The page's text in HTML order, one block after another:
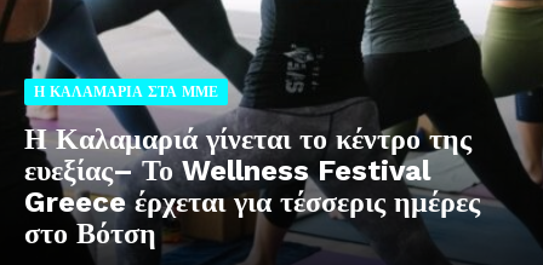
Η ΚΑΛΑΜΑΡΙΑ ΣΤΑ ΜΜΕ
Η Καλαμαριά γίνεται το κέντρο της
ευεξίας– Το Wellness Festival
Greece έρχεται για τέσσερις ημέρες
στο Βότση